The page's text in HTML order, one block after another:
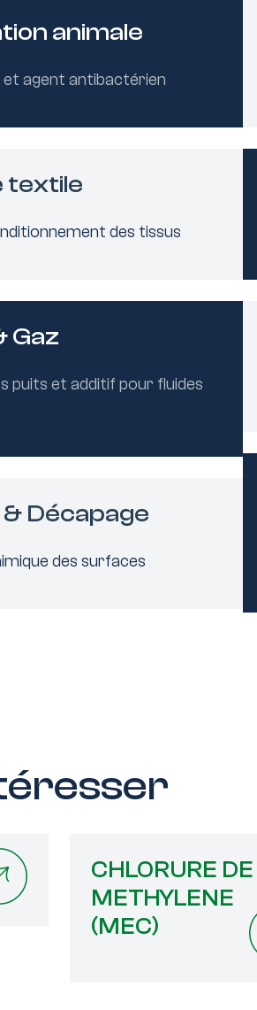
animale
agent antibactérien
textile
des tissus
Gaz
puits et additif pour fluides
Décapage
des surfaces
CHLORURE DE
METHYLENE
(MEC)